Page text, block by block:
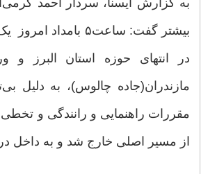
بیشتر گفت: ساعت۵
در انتهای حوزه استان البرز و
مازندران(جاده چالوس)، به دلیل
مقررات راهنمایی و رانندگی و
از مسیر اصلی خارج شد و به داخل